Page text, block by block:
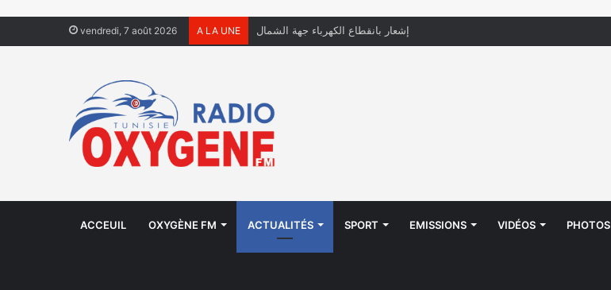
vendredi, 7 août 2026 A LA UNE منظّمة تدعو السلطات إلى التدخل بعد تداول صور أطفال يعيشون في الشوارع
ACCEUIL OXYGÈNE FM ACTUALITÉS SPORT EMISSIONS VIDÉOS PHOTOS